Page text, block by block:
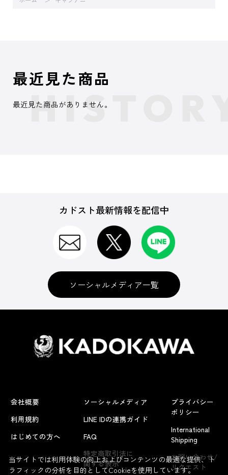
よくあるお問い合わせ
最近見た商品
最近見た商品がありません。
カドスト最新情報を配信中
ソーシャルメディア一覧
会社概要
利用規約
はじめての方へ
ソーシャルメディア
LINE IDの連携ガイド
FAQ
特定商取引法に
関する表示
プライバシー
ポリシー
International
Shipping
お問い合わせ/
リクエスト
当サイトでは利用体験の向上およびコンテンツの最適な提供、ト
ラフィックの分析を目的としてCookieを使用しています。